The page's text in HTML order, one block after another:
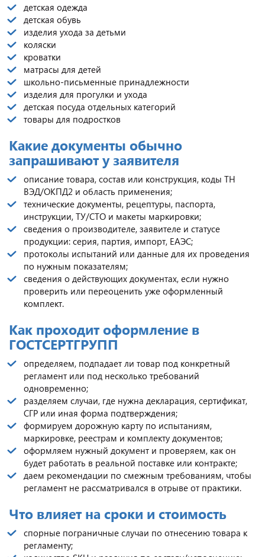
детская одежда
детская обувь
изделия ухода за детьми
коляски
кроватки
матрасы для детей
школьно-письменные принадлежности
изделия для прогулки и ухода
детская посуда отдельных категорий
товары для подростков
Какие документы обычно
запрашивают у заявителя
описание товара, состав или конструкция, коды ТН
ВЭД/ОКПД2 и область применения;
технические документы, рецептуры, паспорта,
инструкции, ТУ/СТО и макеты маркировки;
сведения о производителе, заявителе и статусе
продукции: серия, партия, импорт, ЕАЭС;
протоколы испытаний или данные для их проведения
по нужным показателям;
сведения о действующих документах, если нужно
проверить или переоценить уже оформленный
комплект.
Как проходит оформление в
ГОСТСЕРТГРУПП
определяем, подпадает ли товар под конкретный
регламент или под несколько требований
одновременно;
разделяем случаи, где нужна декларация, сертификат,
СГР или иная форма подтверждения;
формируем дорожную карту по испытаниям,
маркировке, реестрам и комплекту документов;
оформляем нужный документ и проверяем, как он
будет работать в реальной поставке или контракте;
даем рекомендации по смежным требованиям, чтобы
регламент не рассматривался в отрыве от практики.
Что влияет на сроки и стоимость
спорные пограничные случаи по отнесению товара к
регламенту;